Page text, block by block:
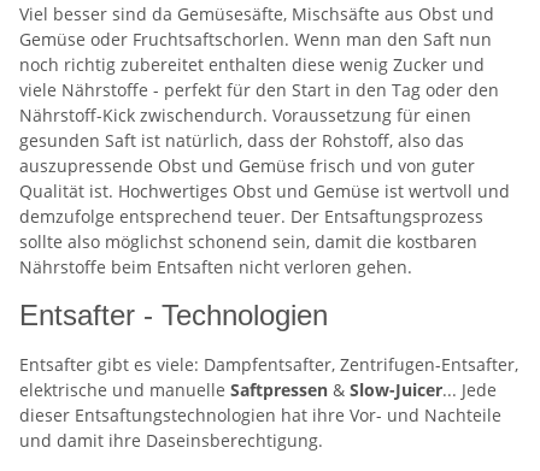
Viel besser sind da Gemüsesäfte, Mischsäfte aus Obst und
Gemüse oder Fruchtsaftschorlen. Wenn man den Saft nun
noch richtig zubereitet enthalten diese wenig Zucker und
viele Nährstoffe - perfekt für den Start in den Tag oder den
Nährstoff-Kick zwischendurch. Voraussetzung für einen
gesunden Saft ist natürlich, dass der Rohstoff, also das
auszupressende Obst und Gemüse frisch und von guter
Qualität ist. Hochwertiges Obst und Gemüse ist wertvoll und
demzufolge entsprechend teuer. Der Entsaftungsprozess
sollte also möglichst schonend sein, damit die kostbaren
Nährstoffe beim Entsaften nicht verloren gehen.
Entsafter - Technologien
Entsafter gibt es viele: Dampfentsafter, Zentrifugen-Entsafter,
elektrische und manuelle Saftpressen & Slow-Juicer... Jede
dieser Entsaftungstechnologien hat ihre Vor- und Nachteile
und damit ihre Daseinsberechtigung.